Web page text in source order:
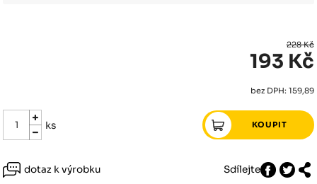
228 Kč
193 Kč
bez DPH: 159,89
ks
dotaz k výrobku
Sdílejte